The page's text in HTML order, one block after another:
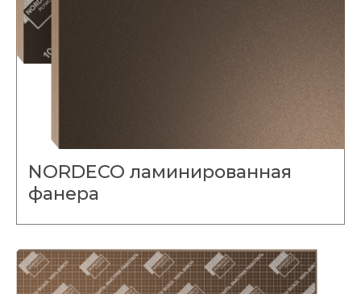
NORDECO ламинированная
фанера